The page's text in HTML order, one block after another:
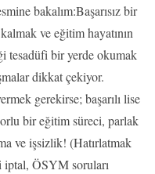
bakalım:Başarısız bir
ve eğitim hayatının
tesadüfi bir yerde okumak
dikkat çekiyor.
gerekirse; başarılı lise
bir eğitim süreci, parlak
ve işsizlik! (Hatırlatmak
iptal, ÖSYM soruları